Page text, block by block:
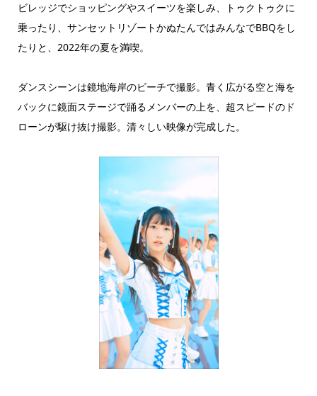
ビレッジでショッピングやスイーツを楽しみ、トゥクトゥクに
乗ったり、サンセットリゾートかぬたんではみんなでBBQをし
たりと、2022年の夏を満喫。
ダンスシーンは鏡地海岸のビーチで撮影。青く広がる空と海を
バックに鏡面ステージで踊るメンバーの上を、超スピードのド
ローンが駆け抜け撮影。清々しい映像が完成した。